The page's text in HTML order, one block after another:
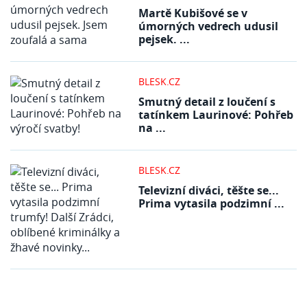
Martě Kubišové se v
úmorných vedrech udusil
pejsek. ...
BLESK.CZ
Smutný detail z loučení s
tatínkem Laurinové: Pohřeb
na ...
BLESK.CZ
Televizní diváci, těšte se...
Prima vytasila podzimní ...